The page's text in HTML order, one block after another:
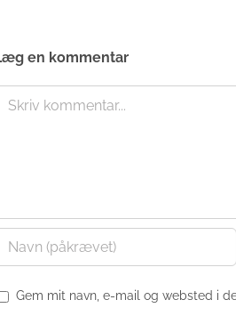
en kommentar
Comment
Gem mit navn, e-mail og websted i